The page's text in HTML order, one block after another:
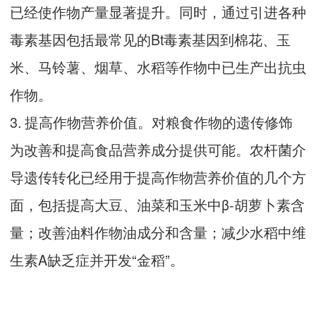
已经使作物产量显著提升。同时，通过引进各种
毒素基因包括最常见的Bt毒素基因到棉花、玉
米、马铃薯、烟草、水稻等作物中已生产出抗虫
作物。
3. 提高作物营养价值。对粮食作物的遗传修饰
为改善和提高食品营养成分提供可能。农杆菌介
导遗传转化已经用于提高作物营养价值的几个方
面，包括提高大豆、油菜和玉米中β-胡萝卜素含
量；改善油料作物油成分和含量；减少水稻中维
生素A缺乏症并开发“金稻”。